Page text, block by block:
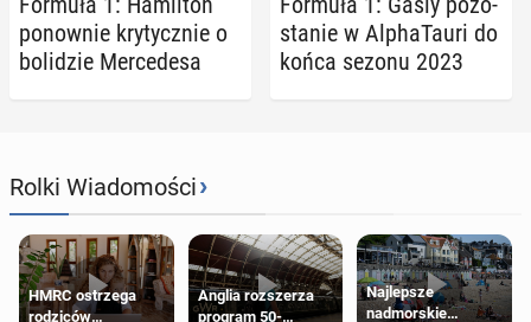
po­now­nie kry­tycz­nie o
bo­li­dzie Mer­ce­de­sa
sta­nie w Al­pha­Tau­ri do
końca sezonu 2023
Rolki Wiadomości›
HMRC ostrzega
rodziców
Anglia rozszerza
program 50-
Najlepsze
nadmorskie